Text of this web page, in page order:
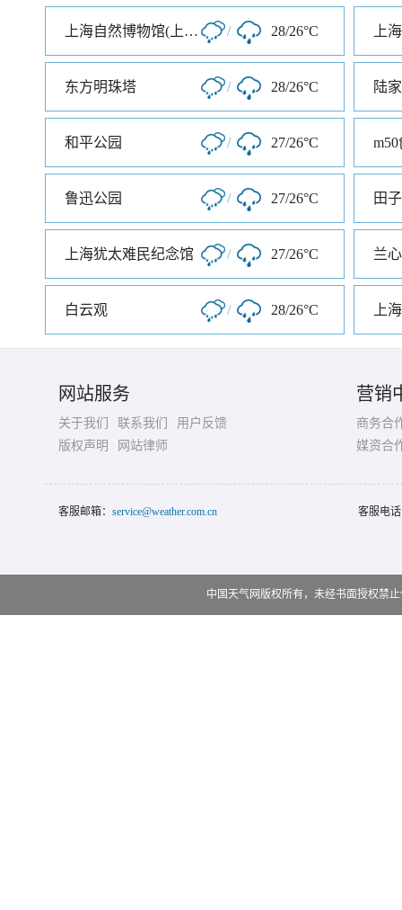
上海自然博物馆(上海科技馆分馆) / 28/26°C 上
东方明珠塔 / 28/26°C 陆
和平公园 / 27/26°C
鲁迅公园 / 27/26°C 田
上海犹太难民纪念馆 / 27/26°C 兰
白云观 / 28/26°C 上
网站服务
关于我们 联系我们
用户反馈
版权声明
网站律师
营销
商务合
媒资合
客服邮箱： service@weather.com.cn 客服电
中国天气网版权所有，未经书面授权